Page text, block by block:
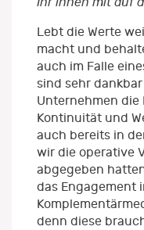
Lebt die Werte
macht und
auch im Falle
sind sehr
Unternehmen
Kontinuität und
auch bereits in
wir die operative
abgegeben
das Engagement
denn diese